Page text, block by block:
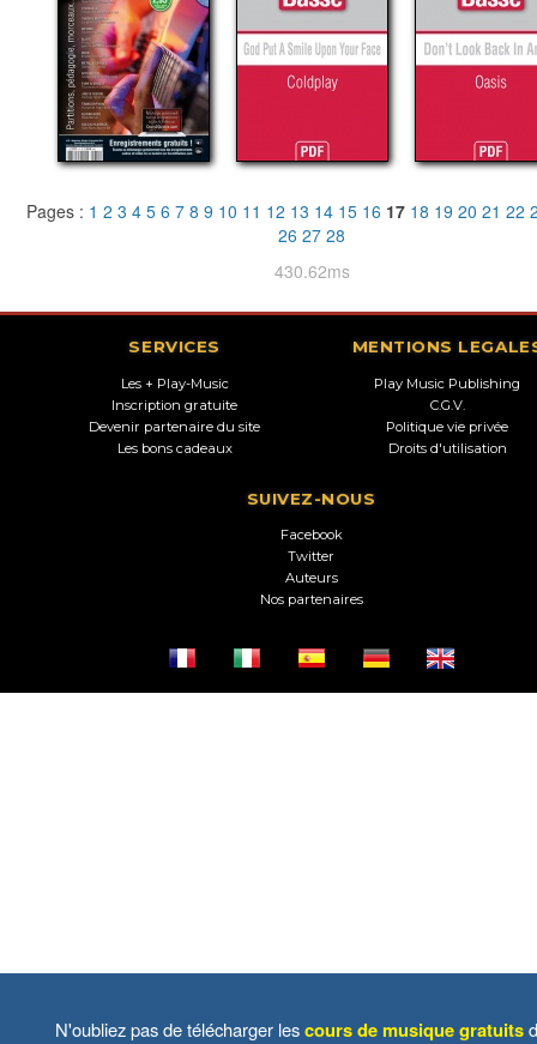
Pages : 1 2 3 4 5 6 7 8 9 10 11 12 13 14 15 16 17 18 19 20 21 22
26 27 28
430.62ms
SERVICES
Les + Play-Music
Inscription gratuite
Devenir partenaire du site
Les bons cadeaux
MENTIONS
Play Music Publishing
C.G.V.
Politique vie privée
Droits d'utilisation
SUIVEZ-NOUS
Facebook
Twitter
Auteurs
Nos partenaires
N'oubliez pas de télécharger lescours de musique gratuits